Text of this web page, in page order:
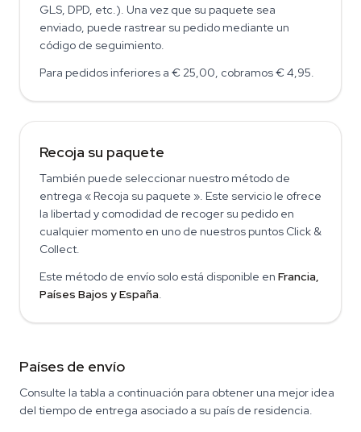
GLS, DPD, etc.). Una vez que su paquete sea
enviado, puede rastrear su pedido mediante un
código de seguimiento.
Para pedidos inferiores a € 25,00, cobramos € 4,95.
Recoja su paquete
También puede seleccionar nuestro método de
entrega « Recoja su paquete ». Este servicio le ofrece
la libertad y comodidad de recoger su pedido en
cualquier momento en uno de nuestros puntos Click &
Collect.
Este método de envío solo está disponible en Francia,
Países Bajos y España.
Países de envío
Consulte la tabla a continuación para obtener una mejor idea
del tiempo de entrega asociado a su país de residencia.